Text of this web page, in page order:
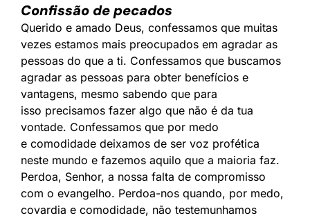
Confissão de pecados
Querido e amado Deus, confessamos que muitas
vezes estamos mais preocupados em agradar as
pessoas do que a ti. Confessamos que buscamos
agradar as pessoas para obter benefícios e
vantagens, mesmo sabendo que para
isso precisamos fazer algo que não é da tua
vontade. Confessamos que por medo
e comodidade deixamos de ser voz profética
neste mundo e fazemos aquilo que a maioria faz.
Perdoa, Senhor, a nossa falta de compromisso
com o evangelho. Perdoa-nos quando, por medo,
covardia e comodidade, não testemunhamos